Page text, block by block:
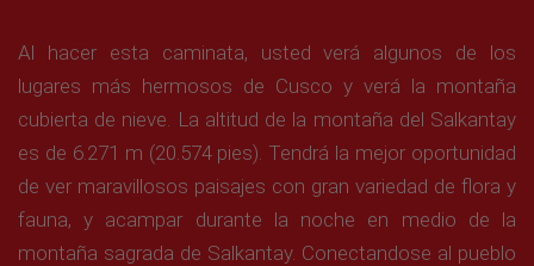
Al hacer esta caminata, usted verá algunos de los
lugares más hermosos de Cusco y verá la montaña
cubierta de nieve. La altitud de la montaña del Salkantay
es de 6.271 m (20.574 pies). Tendrá la mejor oportunidad
de ver maravillosos paisajes con gran variedad de flora y
fauna, y acampar durante la noche en medio de la
montaña sagrada de Salkantay. Conectandose al pueblo